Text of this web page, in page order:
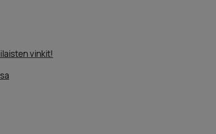
vinkit!